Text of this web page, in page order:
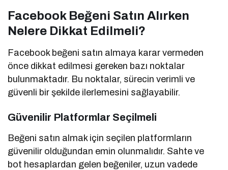
Facebook Beğeni Satın Alırken
Nelere Dikkat Edilmeli?
Facebook beğeni satın almaya karar vermeden
önce dikkat edilmesi gereken bazı noktalar
bulunmaktadır. Bu noktalar, sürecin verimli ve
güvenli bir şekilde ilerlemesini sağlayabilir.
Güvenilir Platformlar Seçilmeli
Beğeni satın almak için seçilen platformların
güvenilir olduğundan emin olunmalıdır. Sahte ve
bot hesaplardan gelen beğeniler, uzun vadede